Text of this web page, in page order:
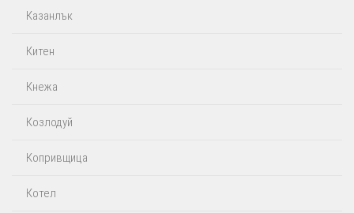
Казанлък
Китен
Кнежа
Козлодуй
Копривщица
Котел